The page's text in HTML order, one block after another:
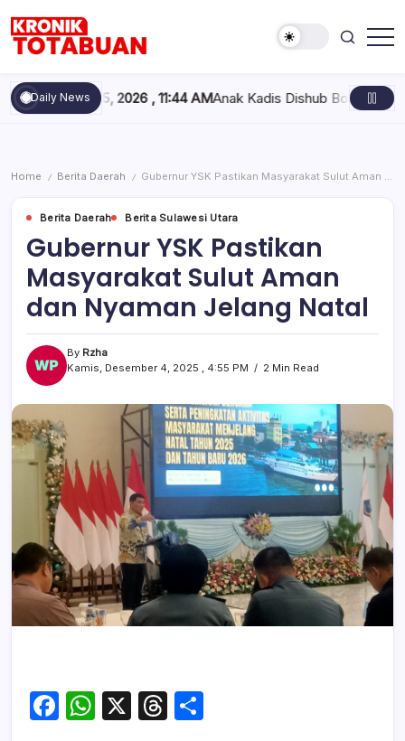
content
Totabuan
hari
ini
Kronik
Daily News
5, 2026 , 11:44 AM Anak Kadis Dishub Bolsel Tercatat
Home / Berita Daerah / Gubernur YSK Pastikan Masyarakat Sulut Aman dan Nyaman Jelang Natal
Berita Daerah Berita Sulawesi Utara
Gubernur YSK Pastikan
Masyarakat Sulut Aman
dan Nyaman Jelang Natal
By Rzha
Kamis, Desember 4, 2025 , 4:55 PM
2 Min Read
F
W X
T